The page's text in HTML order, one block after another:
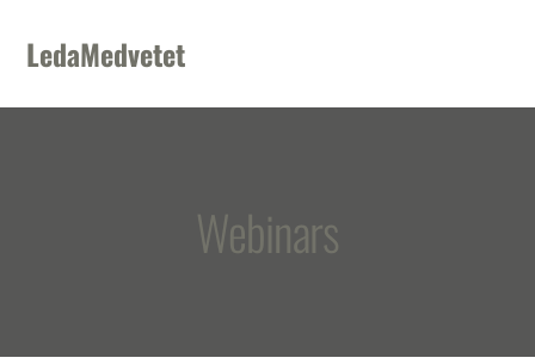
primary
navigation
main
content
footer
LedaMedvetet
Webinars